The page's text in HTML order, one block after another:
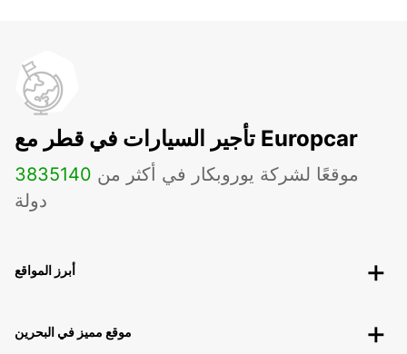
تأجير السيارات في قطر مع Europcar
3835 موقعًا لشركة يوروبكار في أكثر من 140
دولة
أبرز المواقع
موقع مميز في البحرين